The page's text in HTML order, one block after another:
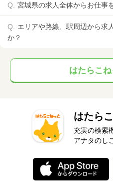
宮城県の求人全体からお仕事
エリアや路線、駅周辺から求
か？
はたらこ
はたら
充実の検索
アナタのし